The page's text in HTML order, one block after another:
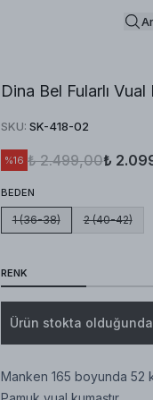
Dina Bel Fularlı
SKU: SK-418-02
%16 ₺ 2.499,00₺
BEDEN
1 (36-38) 2 (40-42)
RENK
Ürün stokta
Manken 165 boyunda 52